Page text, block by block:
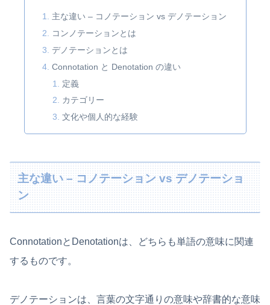
主な違い – コノテーション vs デノテーション
コンノテーションとは
デノテーションとは
Connotation と Denotation の違い
定義
カテゴリー
文化や個人的な経験
主な違い – コノテーション vs デノテーショ
ン
ConnotationとDenotationは、どちらも単語の意味に関連
するものです。
デノテーションは、言葉の文字通りの意味や辞書的な意味